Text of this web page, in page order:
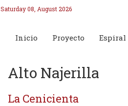
Saturday 08, August 2026
Inicio Proyecto Espiral
Alto Najerilla
La Cenicienta